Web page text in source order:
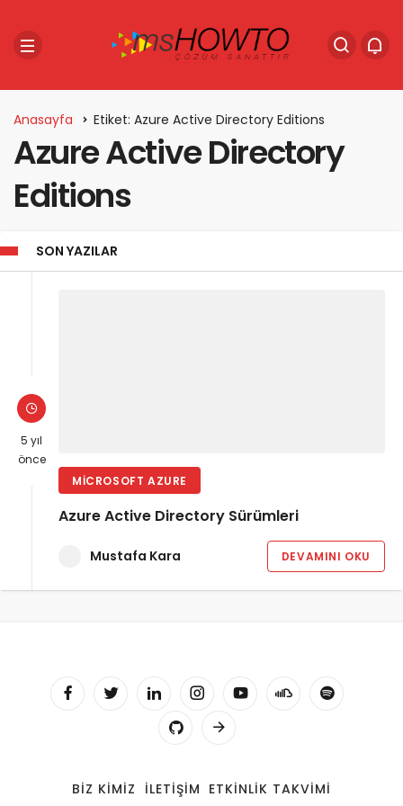
Anasayfa Etiket: Azure Active Directory Editions
Azure Active Directory
Editions
SON YAZILAR
5 yıl
önce
MICROSOFT AZURE
Azure Active Directory Sürümleri
Mustafa Kara DEVAMINI OKU
BIZ KIMIZ İLETIŞIM ETKINLIK TAKVIMI